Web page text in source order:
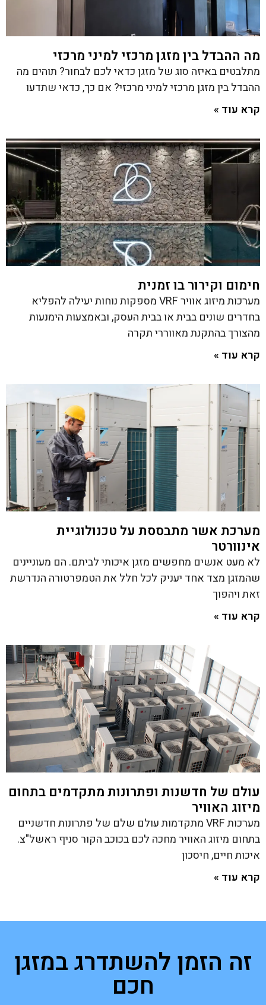
מה ההבדל בין מזגן מרכזי למיני מרכזי
מתלבטים באיזה סוג של מזגן כדאי לכם לבחור? תוהים מה
ההבדל בין מזגן מרכזי למיני מרכזי? אם כך, כדאי שתדעו
קרא עוד »
חימום וקירור בו זמנית
מערכות מיזוג אוויר VRF מספקות נוחות יעילה להפליא
בחדרים שונים בבית או בבית העסק, ובאמצעות הימנעות
מהצורך בהתקנת מאווררי תקרה
קרא עוד »
מערכת אשר מתבססת על טכנולוגיית
אינוורטר
לא מעט אנשים מחפשים מזגן איכותי לביתם. הם מעוניינים
שהמזגן מצד אחד יעניק לכל חלל את הטמפרטורה הנדרשת
זאת ויהפוך
קרא עוד »
עולם של חדשנות ופתרונות מתקדמים בתחום
מיזוג האוויר
מערכות VRF מתקדמות עולם שלם של פתרונות חדשניים
בתחום מיזוג האוויר מחכה לכם בכוכב הקור סניף ראשל"צ.
איכות חיים, חיסכון
קרא עוד »
זה הזמן להשתדרג במזגן
חכם